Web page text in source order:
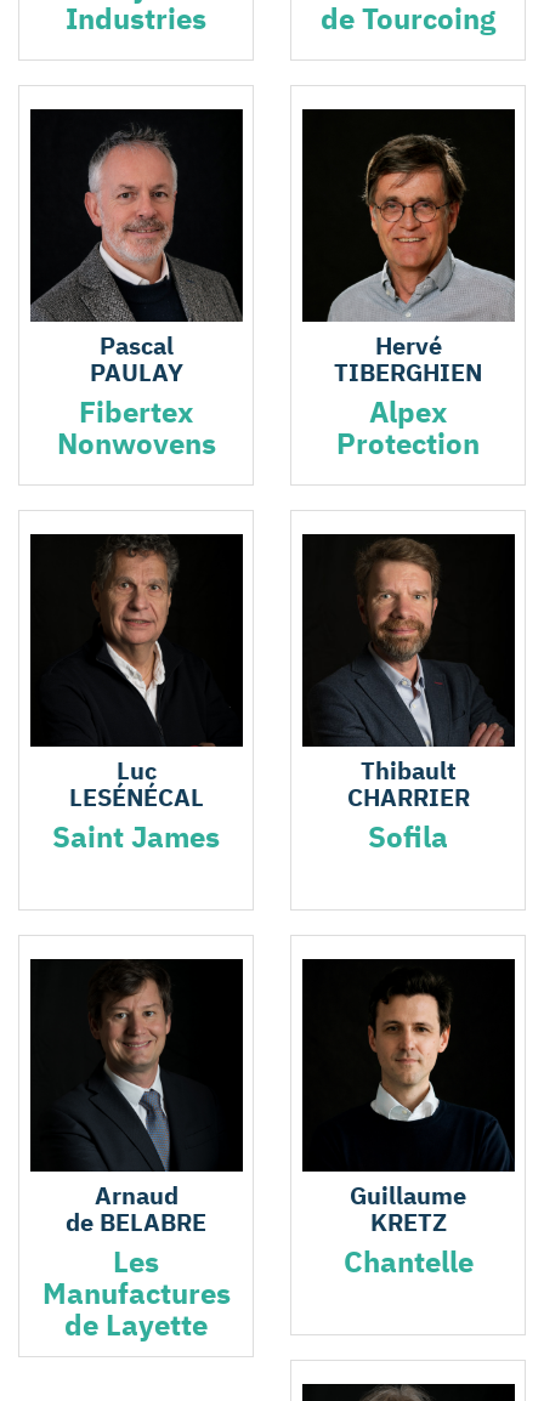
Industries
de Tourcoing
Pascal
PAULAY
Fibertex
Nonwovens
Hervé
TIBERGHIEN
Alpex
Protection
Luc
LESÉNÉCAL
Saint James
Thibault
CHARRIER
Sofila
Arnaud
de BELABRE
Les
Manufactures
de Layette
Guillaume
KRETZ
Chantelle